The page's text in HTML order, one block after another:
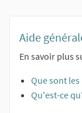
Aide
En savoir plus
Que sont les
Qu'est-ce